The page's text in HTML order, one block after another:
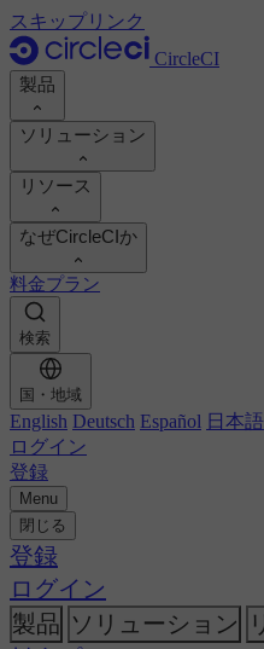
スキップリンク
CircleCI
製品
製品
デモ
製品ロードマップ
ドキュメント
実行環境
Chunk
MCP サーバー
ビルドイメージ
ビルドの最適化
オートスケーリング
技術サービス
GitHub
GitLab
Bitbucket
AWS
ソリューション
開発者
プラットフォームエンジ
セキュリティ・エンジニア
エンジニアリングマネー
ビジネスリーダー
AIエージェント
オートメーション
継続的インテグレーション
モバイル
AI
リリース・オーケストレーシ
セキュリティ＆コンプライア
リソース
ドキュメント
サポートポータル
Orbsレジストリ
イメージレジストリ
お客様事例
レポート＆ガイド
ポッドキャスト
ブログ
トピック
変更履歴
なぜCircleCIか
ROI を計算
開発生産性の向上
チームのベンチマーク
お客様の成功事例を見る
CircleCI vs GitHub Actions
CircleCI vs Harness
CircleCI vs Harness
CircleCI vs Jenkins
CircleCI vs Bitrise
料金プラン
検索
国・地域
English Deutsch Español 日本語
ログイン
登録
Menu
閉じる
登録
ログイン
製品 ソリューション